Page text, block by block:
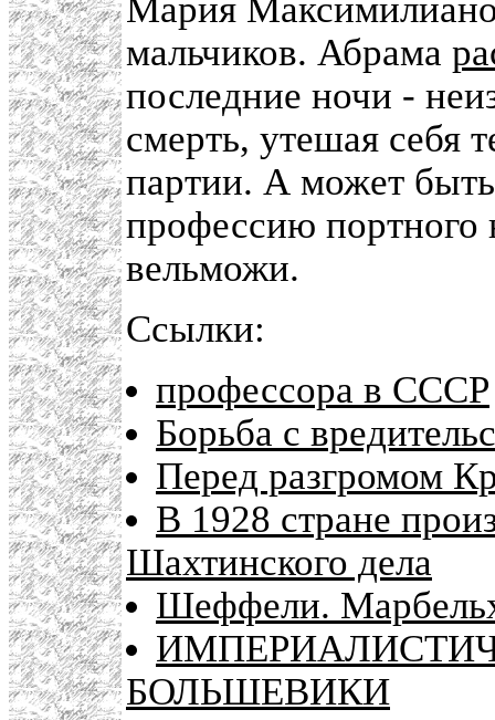
Мария
мальчиков. Абрама
последние ночи -
смерть, утешая себя
партии. А может
профессию портного
вельможи.
Ссылки:
профессора в СССР
Борьба с
Перед разгромом
В 1928 стране
Шахтинского дела
Шеффели.
БОЛЬШЕВИКИ